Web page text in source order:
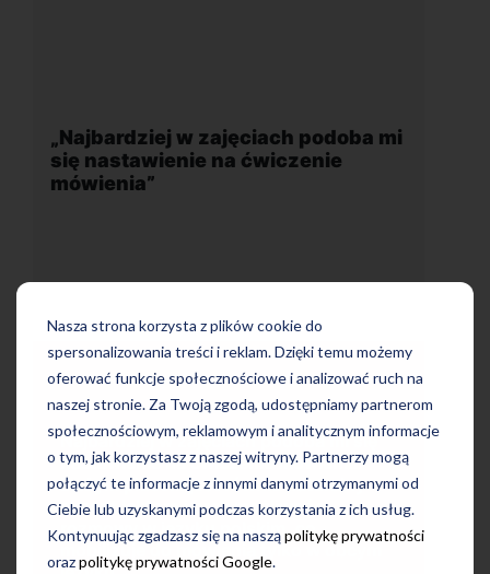
Nasza strona korzysta z plików cookie do
spersonalizowania treści i reklam. Dzięki temu możemy
oferować funkcje społecznościowe i analizować ruch na
naszej stronie. Za Twoją zgodą, udostępniamy partnerom
społecznościowym, reklamowym i analitycznym informacje
o tym, jak korzystasz z naszej witryny. Partnerzy mogą
połączyć te informacje z innymi danymi otrzymanymi od
Ciebie lub uzyskanymi podczas korzystania z ich usług.
Kontynuując zgadzasz się na nasząpolitykę prywatności
orazpolitykę prywatności Google.
podoba mi
mi się
naturalny
w obcym
„Wygodna, nowoczesna szkoła
położona w dogodnej lokalizacji”
Uczę się w tej szkole od 4 lat i jestem
bardzo zadowolona. Zajęcia z
wygodna, nowoczesna szkoła
w dogodnej lokalizacji, bo tuż przy
wyjściu z metra, mili pracownicy,
bardzo konkurencyjna cena kursu i
najlepsza Pani manager, która służy